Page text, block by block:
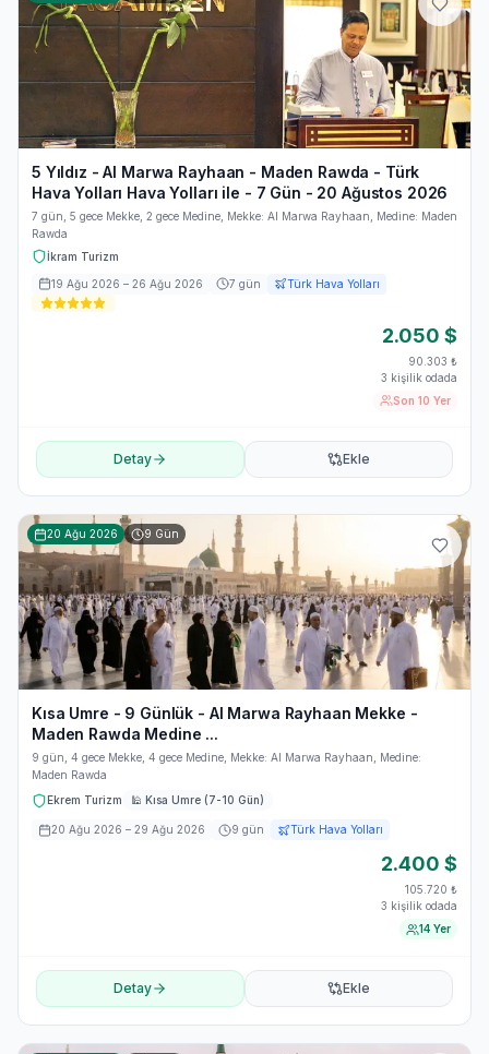
5 Yıldız - Al Marwa Rayhaan - Maden Rawda - Türk
Hava Yolları Hava Yolları ile - 7 Gün - 20 Ağustos 2026
7 gün, 5 gece Mekke, 2 gece Medine, Mekke: Al Marwa Rayhaan, Medine: Maden
Rawda
İkram Turizm
19 Ağu 2026 – 26 Ağu 2026 7 gün Türk Hava Yolları
2.050 $
90.303 ₺
3 kişilik odada
Son 10 Yer
Detay Ekle
20 Ağu 2026 9 Gün
Kısa Umre - 9 Günlük - Al Marwa Rayhaan Mekke -
Maden Rawda Medine ...
9 gün, 4 gece Mekke, 4 gece Medine, Mekke: Al Marwa Rayhaan, Medine:
Maden Rawda
Ekrem Turizm
🕌 Kısa Umre (7-10 Gün)
20 Ağu 2026 – 29 Ağu 2026 9 gün Türk Hava Yolları
2.400 $
105.720 ₺
3 kişilik odada
14 Yer
Detay Ekle